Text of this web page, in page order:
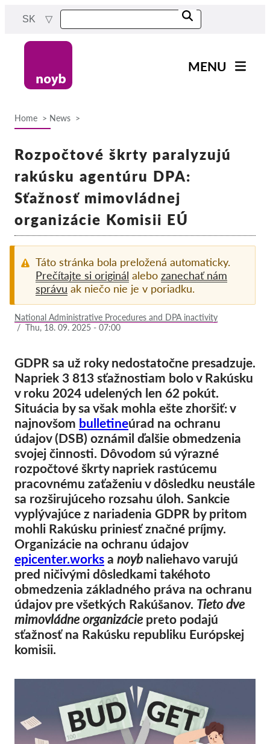
content
SK
MENU
Projekty
orgánov
Rozhodnutia pre jednotlivé
Exercise your rights!
Pordporte nás!
Členstvo
Sponzorstvo
Daňová uznateľnosť
Prihlásenie člena
O nás
Tím
Výročné správy
Otázky a odpovede
Kariéra
Kolektívna žaloba
OnionShare
Média
Kontakt
GDPRhub
Home News
Rozpočtové škrty paralyzujú
rakúsku agentúru DPA:
Sťažnosť mimovládnej
organizácie Komisii EÚ
Táto stránka bola preložená automaticky.
Prečítajte si originál alebo zanechať nám
správu ak niečo nie je v poriadku.
National Administrative Procedures and DPA inactivity
/ Thu, 18. 09. 2025 - 07:00
GDPR sa už roky nedostatočne presadzuje.
Napriek 3 813 sťažnostiam bolo v Rakúsku
v roku 2024 udelených len 62 pokút.
Situácia by sa však mohla ešte zhoršiť: v
najnovšom bulletineúrad na ochranu
údajov (DSB) oznámil ďalšie obmedzenia
svojej činnosti. Dôvodom sú výrazné
rozpočtové škrty napriek rastúcemu
pracovnému zaťaženiu v dôsledku neustále
sa rozširujúceho rozsahu úloh. Sankcie
vyplývajúce z nariadenia GDPR by pritom
mohli Rakúsku priniesť značné príjmy.
Organizácie na ochranu údajov
epicenter.works a noyb naliehavo varujú
pred ničivými dôsledkami takéhoto
obmedzenia základného práva na ochranu
údajov pre všetkých Rakúšanov. Tieto dve
mimovládne organizácie preto podajú
sťažnosť na Rakúsku republiku Európskej
komisii.